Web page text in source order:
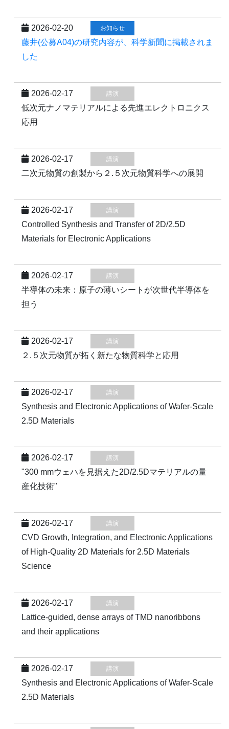
2026-02-20 お知らせ
藤井(公募A04)の研究内容が、科学新聞に掲載されま
した
2026-02-17 講演
低次元ナノマテリアルによる先進エレクトロニクス
応用
2026-02-17 講演
二次元物質の創製から２.５次元物質科学への展開
2026-02-17 講演
Controlled Synthesis and Transfer of 2D/2.5D
Materials for Electronic Applications
2026-02-17 講演
半導体の未来：原子の薄いシートが次世代半導体を
担う
2026-02-17 講演
２.５次元物質が拓く新たな物質科学と応用
2026-02-17 講演
Synthesis and Electronic Applications of Wafer-Scale
2.5D Materials
2026-02-17 講演
"300 mmウェハを見据えた2D/2.5Dマテリアルの量
産化技術"
2026-02-17 講演
CVD Growth, Integration, and Electronic Applications
of High-Quality 2D Materials for 2.5D Materials
Science
2026-02-17 講演
Lattice-guided, dense arrays of TMD nanoribbons
and their applications
2026-02-17 講演
Synthesis and Electronic Applications of Wafer-Scale
2.5D Materials